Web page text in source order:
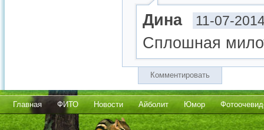
Дина 11-07-
Сплошная
Комментировать
Главная ФИТО Новости Айболит Юмор